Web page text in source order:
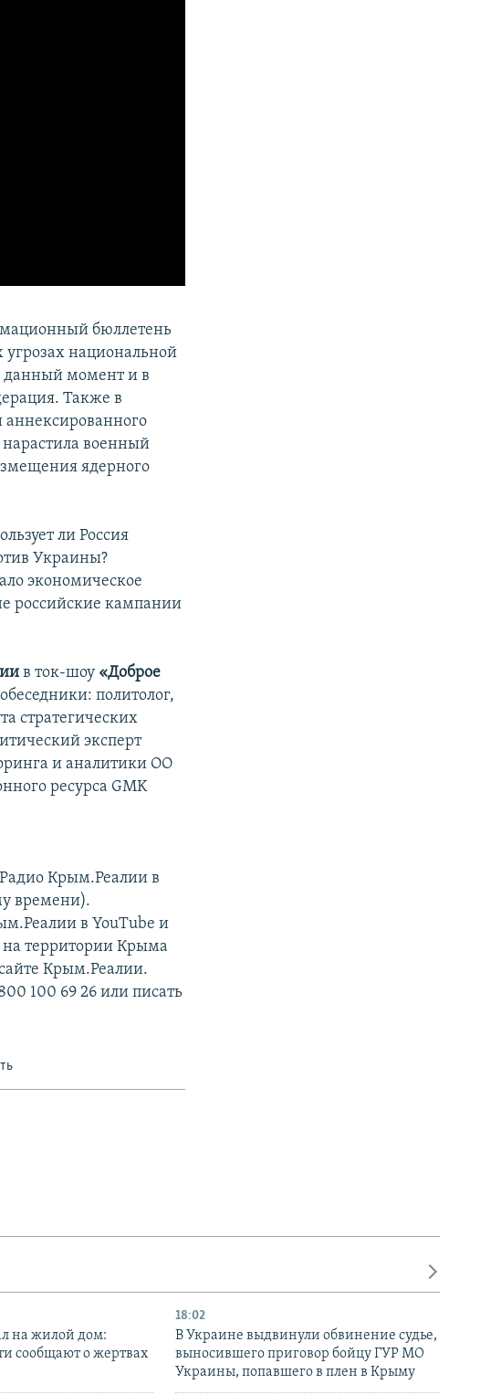
бюллетень
угрозах национальной
данный момент и в
Также в
военный
ядерного
ли Россия
Украины?
экономическое
российские кампании
в ток-шоу «Доброе
политолог,
стратегических
эксперт
и аналитики ОО
ресурса GMK
Крым.Реалии в
времени).
в YouTube и
на территории Крыма
Крым.Реалии.
100 69 26 или писать
на жилой дом:
сообщают о жертвах
18:02
В Украине выдвинули обвинение судье,
выносившего приговор бойцу ГУР МО
Украины, попавшего в плен в Крыму